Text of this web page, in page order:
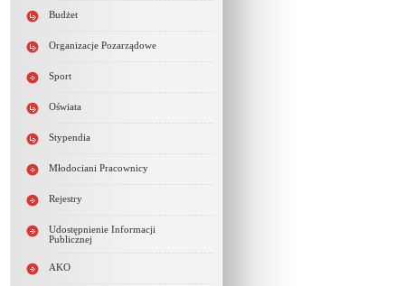
Budżet
Organizacje Pozarządowe
Sport
Oświata
Stypendia
Młodociani Pracownicy
Rejestry
Udostępnienie Informacji
Publicznej
AKO